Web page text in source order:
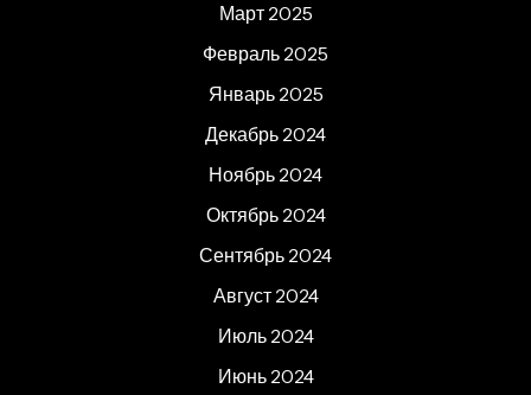
Март 2025
Февраль 2025
Январь 2025
Декабрь 2024
Ноябрь 2024
Октябрь 2024
Сентябрь 2024
Август 2024
Июль 2024
Июнь 2024